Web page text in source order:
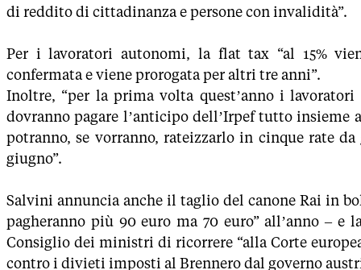
di reddito di cittadinanza e persone con invalidità”.
Per i lavoratori autonomi, la flat tax “al 15%
confermata e viene prorogata per altri tre anni”.
Inoltre, “per la prima volta quest’anno i
dovranno pagare l’anticipo dell’Irpef tutto insieme
potranno, se vorranno, rateizzarlo in cinque rate
giugno”.
Salvini annuncia anche il taglio del canone Rai in
pagheranno più 90 euro ma 70 euro” all’anno – e
Consiglio dei ministri di ricorrere “alla Corte
contro i divieti imposti al Brennero dal governo